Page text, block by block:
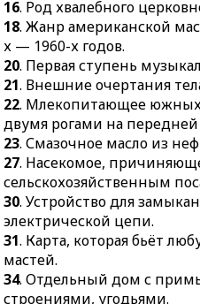
16. Род хвалебного
18. Жанр американской
х — 1960-х годов.
20. Первая ступень
21. Внешние очертания
22. Млекопитающее
двумя рогами на
23. Смазочное масло из
27. Насекомое,
сельскохозяйственным
30. Устройство для
электрической цепи.
31. Карта, которая бьёт
мастей.
34. Отдельный дом с
строениями, угодьями.